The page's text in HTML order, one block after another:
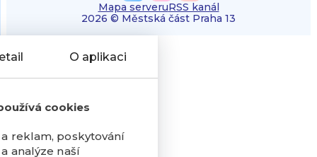
2026 © Městská část Praha 13
Mapa serveruRSS kanál